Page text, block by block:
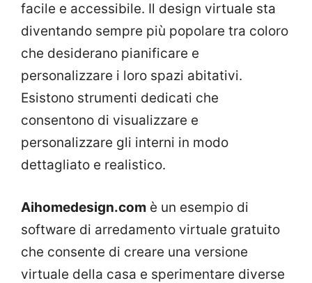
facile e accessibile. Il design virtuale sta
diventando sempre più popolare tra coloro
che desiderano pianificare e
personalizzare i loro spazi abitativi.
Esistono strumenti dedicati che
consentono di visualizzare e
personalizzare gli interni in modo
dettagliato e realistico.
Aihomedesign.com è un esempio di
software di arredamento virtuale gratuito
che consente di creare una versione
virtuale della casa e sperimentare diverse